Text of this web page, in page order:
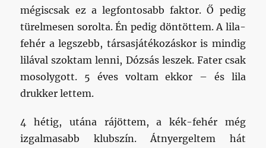
mégiscsak ez a legfontosabb faktor. Ő pedig
türelmesen sorolta. Én pedig döntöttem. A lila-
fehér a legszebb, társasjátékozáskor is mindig
lilával szoktam lenni, Dózsás leszek. Fater csak
mosolygott. 5 éves voltam ekkor – és lila
drukker lettem.
4 hétig, utána rájöttem, a kék-fehér még
izgalmasabb klubszín. Átnyergeltem hát